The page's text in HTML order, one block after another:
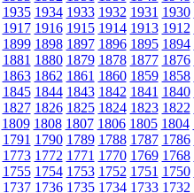
1935 1934 1933 1932 1931 1930
1917 1916 1915 1914 1913 1912
1899 1898 1897 1896 1895 1894
1881 1880 1879 1878 1877 1876
1863 1862 1861 1860 1859 1858
1845 1844 1843 1842 1841 1840
1827 1826 1825 1824 1823 1822
1809 1808 1807 1806 1805 1804
1791 1790 1789 1788 1787 1786
1773 1772 1771 1770 1769 1768
1755 1754 1753 1752 1751 1750
1737 1736 1735 1734 1733 1732